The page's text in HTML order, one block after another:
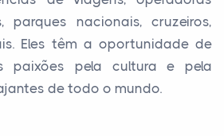
parques nacionais, cruzeiros,
Eles têm a oportunidade de
paixões pela cultura e pela
de todo o mundo.